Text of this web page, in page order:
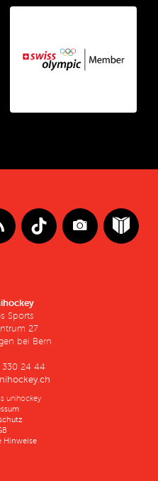
Sports
27
bei Bern
330 24 44
unihockey
Hinweise